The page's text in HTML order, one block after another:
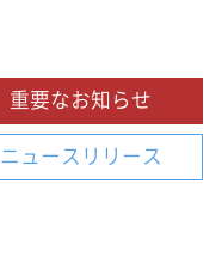
重要なお知らせ
ニュースリリース